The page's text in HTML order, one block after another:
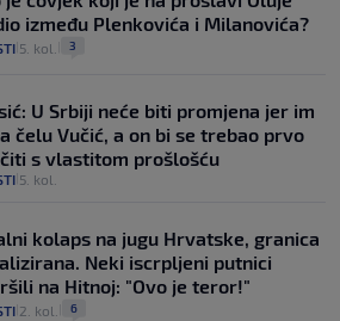
između Plenkovića i Milanovića?
5. kol. 3
U Srbiji neće biti promjena jer im
čelu Vučić, a on bi se trebao prvo
s vlastitom prošlošću
5. kol.
kolaps na jugu Hrvatske, granica
Neki iscrpljeni putnici
na Hitnoj: "Ovo je teror!"
2. kol. 6